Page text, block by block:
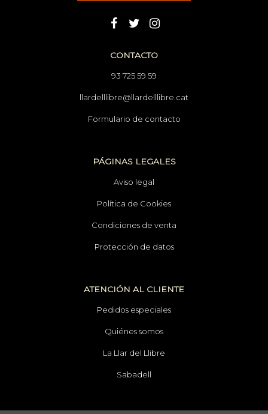
CONTACTO
93 725 59 59
llardelllibre@llardelllibre.cat
Formulario de contacto
PÁGINAS LEGALES
Aviso legal
Política de Cookies
Condiciones de venta
Protección de datos
ATENCIÓN AL CLIENTE
Pedidos especiales
Quiénes somos
La Llar del Llibre
Sabadell